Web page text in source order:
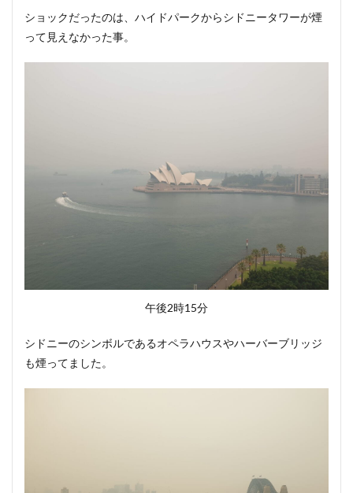
ショックだったのは、ハイドパークからシドニータワーが煙
って見えなかった事。
午後2時15分
シドニーのシンボルであるオペラハウスやハーバーブリッジ
も煙ってました。